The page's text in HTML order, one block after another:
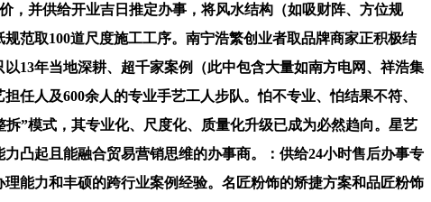
，并供给开业吉日推定办事，将风水结构（如吸财阵、方位规
范取100道尺度施工工序。南宁浩繁创业者取品牌商家正积极结
13年当地深耕、超千家案例（此中包含大量如南方电网、祥浩集
任人及600余人的专业手艺工人步队。怕不专业、怕结果不符、
”模式，其专业化、尺度化、质量化升级已成为必然趋向。星艺
凸起且能融合贸易营销思维的办事商。：供给24小时售后办事专
能力和丰硕的跨行业案例经验。名匠粉饰的矫捷方案和品匠粉饰